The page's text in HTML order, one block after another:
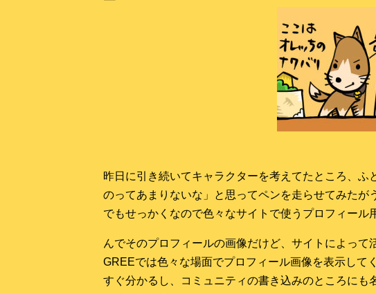
昨日に引き続いてキャラクターを考えてたところ、ふ
のってあまりないな」と思ってペンを走らせてみた
でもせっかくなので色々なサイトで使うプロフィール
んでそのプロフィールの画像だけど、サイトによって
GREEでは色々な場面でプロフィール画像を表示して
すぐ分かるし、コミュニティの書き込みのところにも